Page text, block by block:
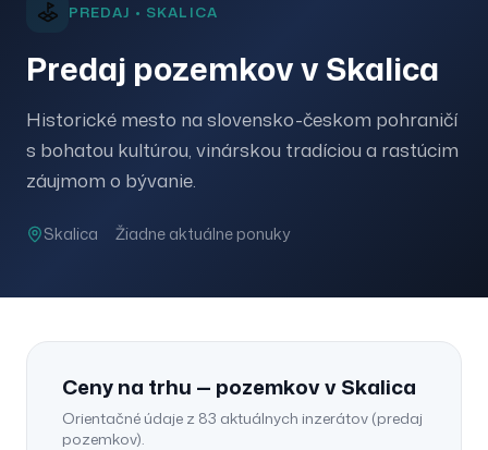
PREDAJ • SKALICA
Predaj pozemkov v Skalica
Historické mesto na slovensko-českom pohraničí
s bohatou kultúrou, vinárskou tradíciou a rastúcim
záujmom o bývanie.
Skalica Žiadne aktuálne ponuky
Ceny na trhu — pozemkovvSkalica
Orientačné údaje z 83 aktuálnych inzerátov (predaj
pozemkov).